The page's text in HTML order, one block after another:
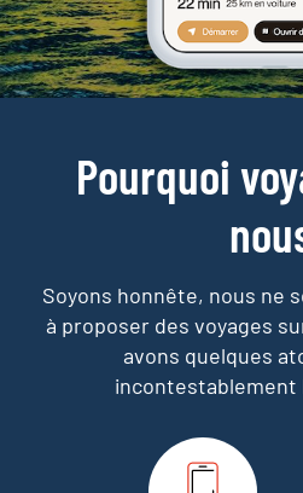
Pourquoi
Soyons honnête, nous ne
à proposer des voyages
avons quelques
incontestablement